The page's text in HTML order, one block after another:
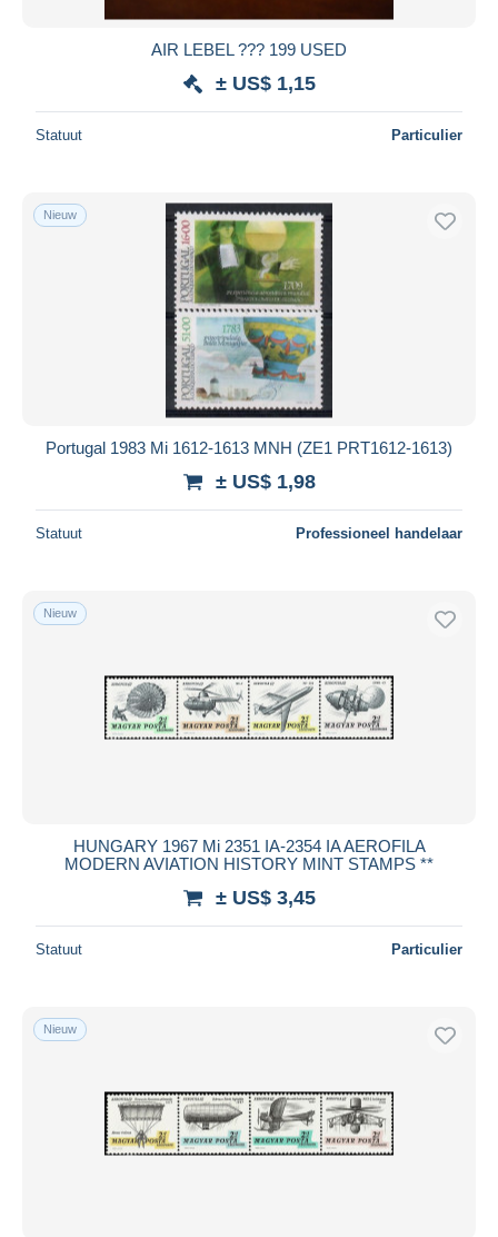
AIR LEBEL ??? 199 USED
± US$ 1,15
Statuut Particulier
Nieuw
Portugal 1983 Mi 1612-1613 MNH (ZE1 PRT1612-1613)
± US$ 1,98
Statuut Professioneel handelaar
Nieuw
HUNGARY 1967 Mi 2351 IA-2354 IA AEROFILA
MODERN AVIATION HISTORY MINT STAMPS **
± US$ 3,45
Statuut Particulier
Nieuw